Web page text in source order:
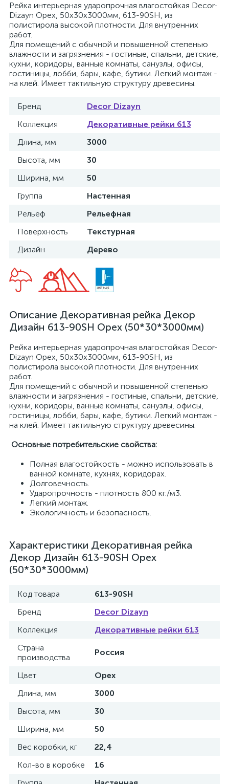
Рейка интерьерная ударопрочная влагостойкая Decor-
Dizayn Орех, 50x30x3000мм, 613-90SH, из
полистирола высокой плотности. Для внутренних
работ.
Для помещений с обычной и повышенной степенью
влажности и загрязнения - гостиные, спальни, детские,
кухни, коридоры, ванные комнаты, санузлы, офисы,
гостиницы, лобби, бары, кафе, бутики. Легкий монтаж -
на клей. Имеет тактильную структуру древесины.
Бренд
Decor Dizayn
Коллекция
Декоративные рейки 613
Длина, мм
3000
Высота, мм
30
Ширина, мм
50
Группа
Настенная
Рельеф
Рельефная
Поверхность
Текстурная
Дизайн
Дерево
Описание Декоративная рейка Декор
Дизайн 613-90SH Орех (50*30*3000мм)
Рейка интерьерная ударопрочная влагостойкая Decor-
Dizayn Орех, 50x30x3000мм, 613-90SH, из
полистирола высокой плотности. Для внутренних
работ.
Для помещений с обычной и повышенной степенью
влажности и загрязнения - гостиные, спальни, детские,
кухни, коридоры, ванные комнаты, санузлы, офисы,
гостиницы, лобби, бары, кафе, бутики. Легкий монтаж -
на клей. Имеет тактильную структуру древесины.
Основные потребительские свойства:
Полная влагостойкость - можно использовать в
ванной комнате, кухнях, коридорах.
Долговечность.
Ударопрочность - плотность 800 кг./м3.
Легкий монтаж.
Экологичность и безопасность.
Характеристики Декоративная рейка
Декор Дизайн 613-90SH Орех
(50*30*3000мм)
Код товара
613-90SH
Бренд
Decor Dizayn
Коллекция
Декоративные рейки 613
Страна
производства
Россия
Цвет
Орех
Длина, мм
3000
Высота, мм
30
Ширина, мм
50
Вес коробки, кг
22,4
Кол-во в коробке
16